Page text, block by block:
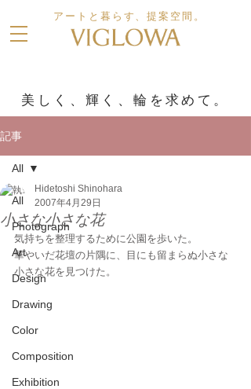
アートと暮らす、提案空間。
美しく、輝く、輪を求めて。
記事
All
Photograph
Art
Design
Drawing
Color
Composition
Exhibition
All
小さな小さな花
Hidetoshi Shinohara
2007年4月29日
気持ちを整理するために公園を歩いた。
華やいだ花壇の片隅に、目にも留まらぬ小さな
小さな花を見つけた。